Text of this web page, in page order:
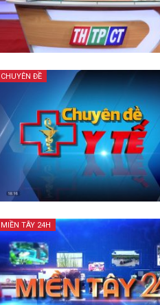
CHUYÊN ĐỀ
MIỀN TÂY 24H